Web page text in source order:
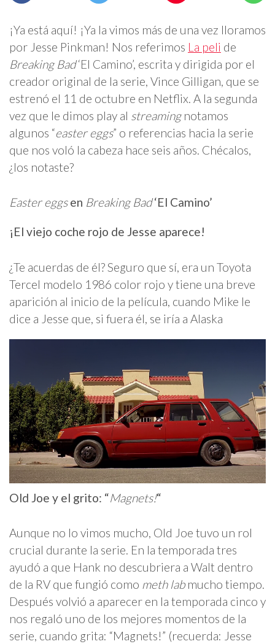
¡Ya está aquí! ¡Ya la vimos más de una vez lloramos
por Jesse Pinkman! Nos referimos La peli de
Breaking Bad‘El Camino’, escrita y dirigida por el
creador original de la serie, Vince Gilligan, que se
estrenó el 11 de octubre en Netflix. A la segunda
vez que le dimos play al streamingnotamos
algunos “easter eggs” o referencias hacia la serie
que nos voló la cabeza hace seis años. Chécalos,
¿los notaste?
Easter eggsen Breaking Bad‘El Camino’
¡El viejo coche rojo de Jesse aparece!
¿Te acuerdas de él? Seguro que sí, era un Toyota
Tercel modelo 1986 color rojo y tiene una breve
aparición al inicio de la película, cuando Mike le
dice a Jesse que, si fuera él, se iría a Alaska
Old Joe y el grito: “Magnets!“
Aunque no lo vimos mucho, Old Joe tuvo un rol
crucial durante la serie. En la temporada tres
ayudó a que Hank no descubriera a Walt dentro
de la RV que fungió como meth labmucho tiempo.
Después volvió a aparecer en la temporada cinco y
nos regaló uno de los mejores momentos de la
serie, cuando grita: “Magnets!” (recuerda: Jesse